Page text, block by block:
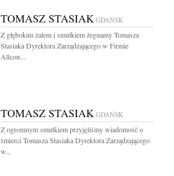
TOMASZ STASIAK GDAŃSK
Z głębokim żalem i smutkiem żegnamy Tomasza
Stasiaka Dyrektora Zarządzającego w Firmie
Allcon...
TOMASZ STASIAK GDAŃSK
Z ogromnym smutkiem przyjęliśmy wiadomość o
śmierci Tomasza Stasiaka Dyrektora Zarządzającego
w...